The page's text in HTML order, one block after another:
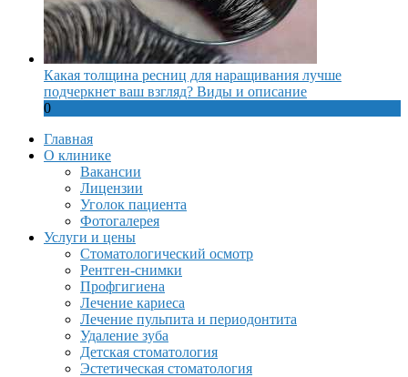
Какая толщина ресниц для наращивания лучше
подчеркнет ваш взгляд? Виды и описание
0
Главная
О клинике
Вакансии
Лицензии
Уголок пациента
Фотогалерея
Услуги и цены
Стоматологический осмотр
Рентген-снимки
Профгигиена
Лечение кариеса
Лечение пульпита и периодонтита
Удаление зуба
Детская стоматология
Эстетическая стоматология